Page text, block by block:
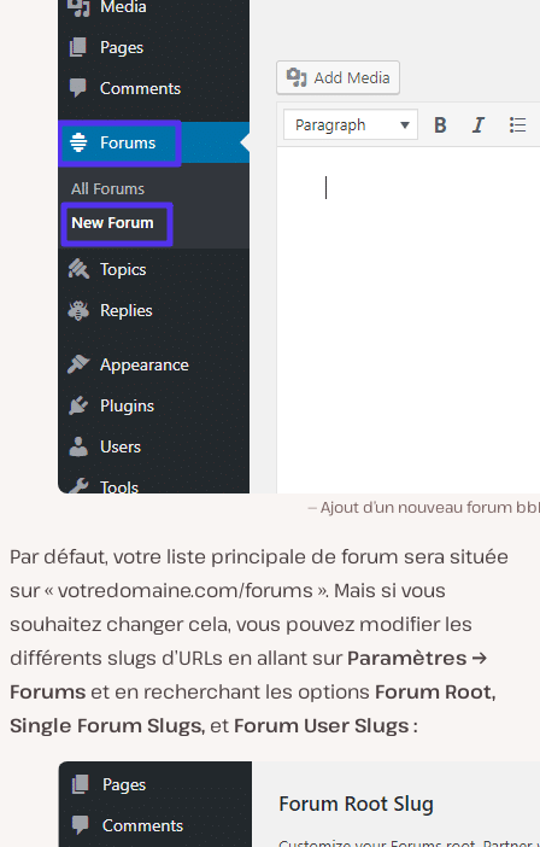
Ajout d’un nouveau forum
Par défaut, votre liste principale de forum sera située
sur « votredomaine.com/forums ». Mais si vous
souhaitez changer cela, vous pouvez modifier les
différents slugs d’URLs en allant surParamètres →
Forums et en recherchant les options Forum Root,
Single Forum Slugs, et Forum User Slugs :